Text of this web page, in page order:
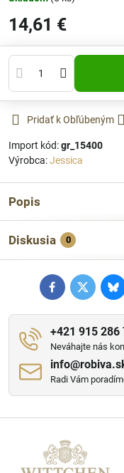
14,61 €
Pridať k Obľúbeným
Import kód:gr_15400
Výrobca:Jessica
Popis
Diskusia 0
FacebookTwitter
+421 915 286
Neváhajte nás
Radi Vám